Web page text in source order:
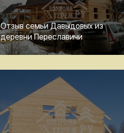
Отзыв семьи Давыдовых из
деревни Переславичи